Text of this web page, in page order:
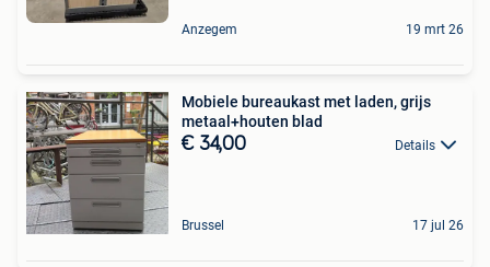
Anzegem 19 mrt 26
Mobiele bureaukast met laden, grijs
metaal+houten blad
€ 34,00 Details
Brussel 17 jul 26